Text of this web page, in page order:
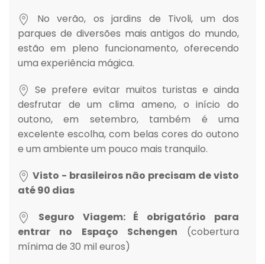
No verão, os jardins de Tivoli, um dos
parques de diversões mais antigos do mundo,
estão em pleno funcionamento, oferecendo
uma experiência mágica.
Se prefere evitar muitos turistas e ainda
desfrutar de um clima ameno, o início do
outono, em setembro, também é uma
excelente escolha, com belas cores do outono
e um ambiente um pouco mais tranquilo.
Visto - brasileiros não precisam de visto
até 90 dias
Seguro Viagem: É obrigatório para
entrar no Espaço Schengen (cobertura
mínima de 30 mil euros)